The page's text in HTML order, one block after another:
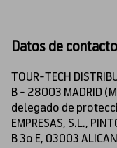
Datos de
TOUR-TECH
B - 28003 MADRID
delegado de
EMPRESAS, S.L.,
B 3o E, 03003